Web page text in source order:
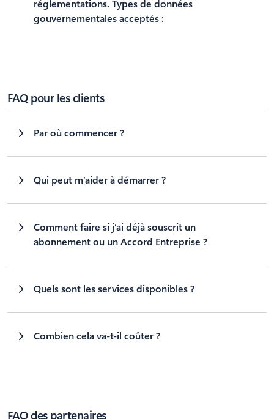
réglementations. Types de données
gouvernementales acceptés :
FAQ pour les clients
Par où commencer ?
Qui peut m’aider à démarrer ?
Comment faire si j’ai déjà souscrit un
abonnement ou un Accord Entreprise ?
Quels sont les services disponibles ?
Combien cela va-t-il coûter ?
FAQ des partenaires